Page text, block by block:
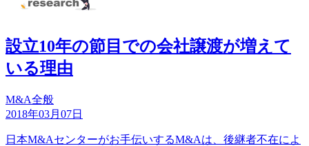
設立10年の節目での会社譲渡が増えて
いる理由
M&A全般
2018年03月07日
日本M&Aセンターがお手伝いするM&Aは、後継者不在によ